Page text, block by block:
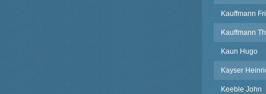
Kauffmann
Kauffmann
Kaun Hugo
Kayser
Keeble John